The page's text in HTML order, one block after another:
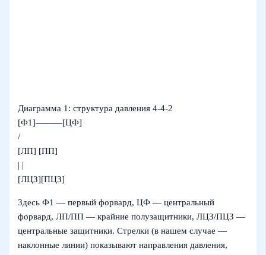
Диаграмма 1: структура давления 4‑4‑2
[Ф1]———[ЦФ]
/
[ЛП] [ПП]
| |
[ЛЦЗ][ПЦЗ]
Здесь Ф1 — первый форвард, ЦФ — центральный
форвард, ЛП/ПП — крайние полузащитники, ЛЦЗ/ПЦЗ —
центральные защитники. Стрелки (в нашем случае —
наклонные линии) показывают направления давления,